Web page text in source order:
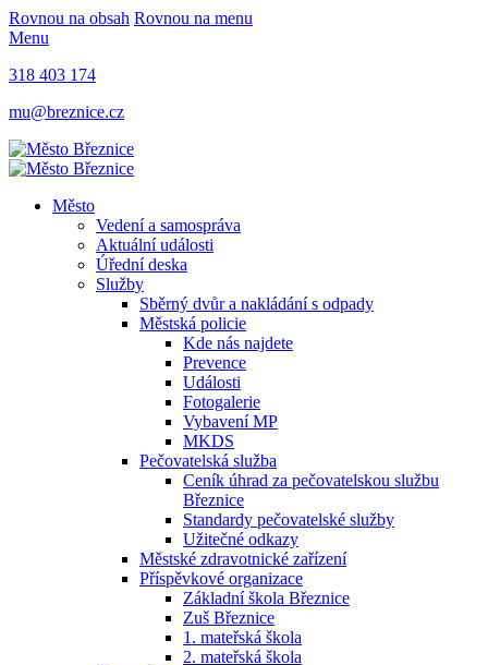
Rovnou na obsah Rovnou na menu
Menu
318 403 174
mu@breznice.cz
Město
Vedení a samospráva
Aktuální události
Úřední deska
Služby
Sběrný dvůr a nakládání s odpady
Městská policie
Kde nás najdete
Prevence
Události
Fotogalerie
Vybavení MP
MKDS
Pečovatelská služba
Ceník úhrad za pečovatelskou službu
Březnice
Standardy pečovatelské služby
Užitečné odkazy
Městské zdravotnické zařízení
Příspěvkové organizace
Základní škola Březnice
Zuš Březnice
1. mateřská škola
2. mateřská škola